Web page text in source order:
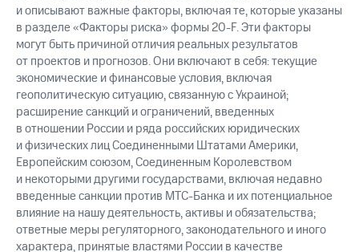
и описывают важные факторы, включая те, которые указаны
в разделе «Факторы риска» формы 20-F. Эти факторы
могут быть причиной отличия реальных результатов
от проектов и прогнозов. Они включают в себя: текущие
экономические и финансовые условия, включая
геополитическую ситуацию, связанную с Украиной;
расширение санкций и ограничений, введенных
в отношении России и ряда российских юридических
и физических лиц Соединенными Штатами Америки,
Европейским союзом, Соединенным Королевством
и некоторыми другими государствами, включая недавно
введенные санкции против МТС-Банка и их потенциальное
влияние на нашу деятельность, активы и обязательства;
ответные меры регуляторного, законодательного и иного
характера, принятые властями России в качестве